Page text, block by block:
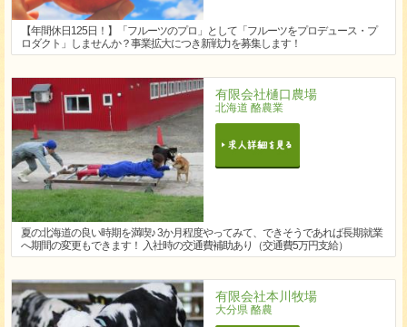
【年間休日125日！】「フルーツのプロ」として「フルーツをプロデュース・プ
ロダクト」しませんか？事業拡大につき新戦力を募集します！
有限会社樋口農場
北海道 酪農業
夏の北海道の良い時期を満喫♪ 3か月程度やってみて、できそうであれば長期就業
へ期間の変更もできます！ 入社時の交通費補助あり（交通費5万円支給）
有限会社本川牧場
大分県 酪農